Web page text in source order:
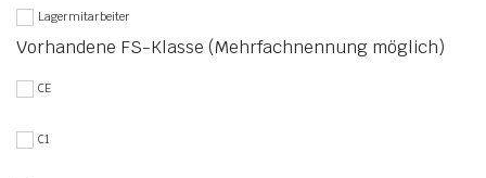
Lagermitarbeiter
Vorhandene FS-Klasse (Mehrfachnennung möglich)
CE
C1